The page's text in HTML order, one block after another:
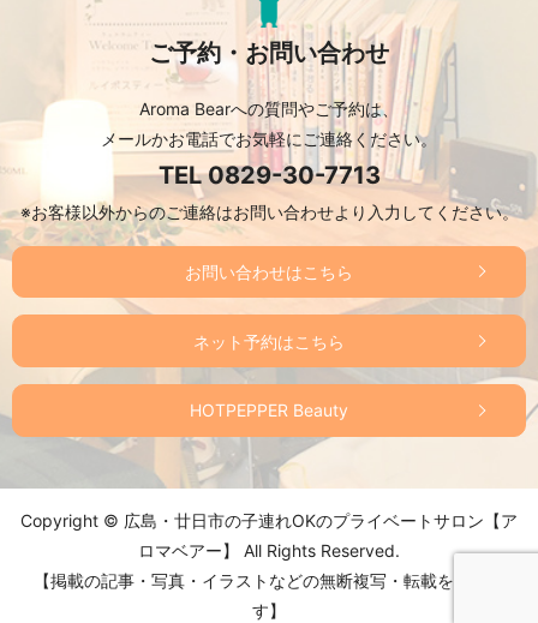
ご予約・お問い合わせ
Aroma Bearへの質問やご予約は、
メールかお電話でお気軽にご連絡ください。
TEL0829-30-7713
※お客様以外からのご連絡はお問い合わせより入力してください。
お問い合わせはこちら
ネット予約はこちら
HOTPEPPER Beauty
Copyright © 広島・廿日市の子連れOKのプライベートサロン【ア
ロマベアー】 All Rights Reserved.
【掲載の記事・写真・イラストなどの無断複写・転載を禁じま
す】